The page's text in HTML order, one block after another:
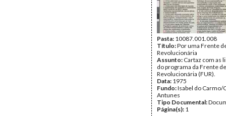
Pasta: 10087.001.008
Título:Por uma Frente
Revolucionária
Assunto: Cartaz com as
do programa da Frente
Revolucionária (FUR).
Data: 1975
Fundo:Isabel do Carmo/
Antunes
Tipo Documental:
Página(s): 1